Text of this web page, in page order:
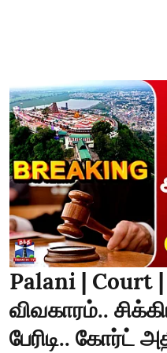
Palani | Court |
விவகாரம்..
பேரிடி.. கோர்ட்